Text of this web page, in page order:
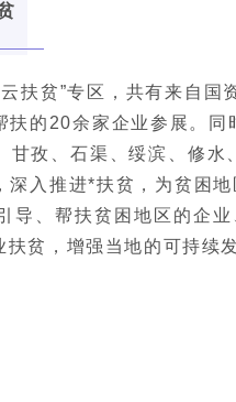
扶贫”专区，共有来自国
扶的20余家企业参展。
甘孜、石渠、绥滨、修
入推进*扶贫，为贫困
导、帮扶贫困地区的企
贫，增强当地的可持续